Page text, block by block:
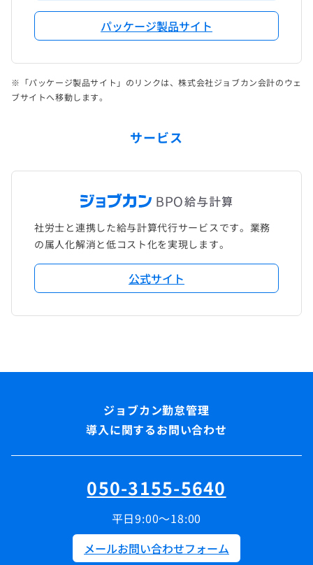
パッケージ製品サイト
※「パッケージ製品サイト」のリンクは、株式会社ジョブカン会計のウェ
ブサイトへ移動します。
サービス
社労士と連携した給与計算代行サービスです。業務
の属人化解消と低コスト化を実現します。
公式サイト
導入に関するお問い合わせ
050-3155-5640
平日9:00～18:00
メールお問い合わせフォーム